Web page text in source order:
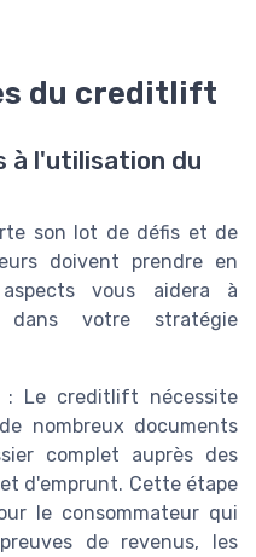
du creditlift
à l'utilisation du
son lot de défis et de
doivent prendre en
vous aidera à
dans votre stratégie
: Le creditlift nécessite
nombreux documents
complet auprès des
d'emprunt. Cette étape
le consommateur qui
de revenus, les